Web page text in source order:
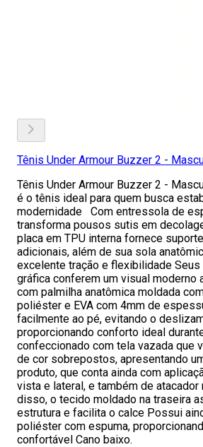
Tênis Under Armour Buzzer 2 -
Tênis Under Armour Buzzer 2 -
é o tênis ideal para quem busca
modernidade Com entressola de
transforma pousos sutis em
placa em TPU interna fornece
adicionais, além de sua sola
excelente tração e flexibilidade
gráfica conferem um visual moderno
com palmilha anatômica moldada
poliéster e EVA com 4mm de
facilmente ao pé, evitando o
proporcionando conforto ideal
confeccionado com tela vazada que
de cor sobrepostos, apresentando
produto, que conta ainda com
vista e lateral, e também de
disso, o tecido moldado na traseira
estrutura e facilita o calce Possui
poliéster com espuma,
confortável Cano baixo.